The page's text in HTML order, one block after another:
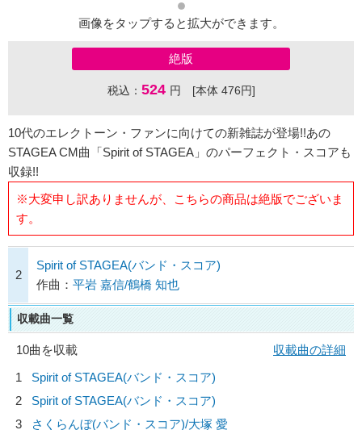
画像をタップすると拡大ができます。
絶版
税込： 524 円 [本体 476円]
10代のエレクトーン・ファンに向けての新雑誌が登場!!あの
STAGEA CM曲「Spirit of STAGEA」のパーフェクト・スコアも
収録!!
※大変申し訳ありませんが、こちらの商品は絶版でございま
す。
2
Spirit of STAGEA(バンド・スコア)
作曲： 平岩 嘉信/鶴橋 知也
収載曲一覧
10曲を収載
収載曲の詳細
1
Spirit of STAGEA(バンド・スコア)
2
Spirit of STAGEA(バンド・スコア)
3
さくらんぼ(バンド・スコア)/大塚 愛